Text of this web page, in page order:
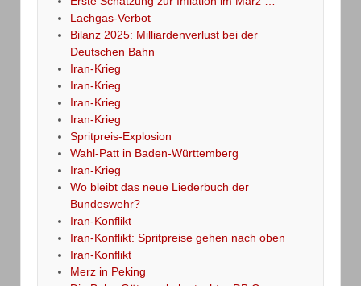
Lachgas-Verbot
Bilanz 2025: Milliardenverlust bei der
Deutschen Bahn
Iran-Krieg
Iran-Krieg
Iran-Krieg
Iran-Krieg
Spritpreis-Explosion
Wahl-Patt in Baden-Württemberg
Iran-Krieg
Wo bleibt das neue Liederbuch der
Bundeswehr?
Iran-Konflikt
Iran-Konflikt: Spritpreise gehen nach oben
Iran-Konflikt
Merz in Peking